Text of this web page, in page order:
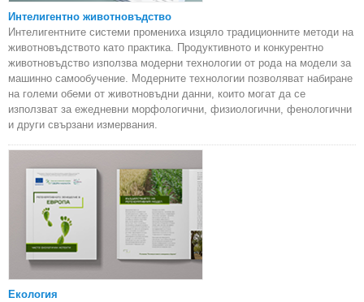
Интелигентно животновъдство
Интелигентните системи промениха изцяло традиционните методи на
животновъдството като практика. Продуктивното и конкурентно
животновъдство използва модерни технологии от рода на модели за
машинно самообучение. Модерните технологии позволяват набиране
на големи обеми от животновъдни данни, които могат да се
използват за ежедневни морфологични, физиологични, фенологични
и други свързани измервания.
Екология